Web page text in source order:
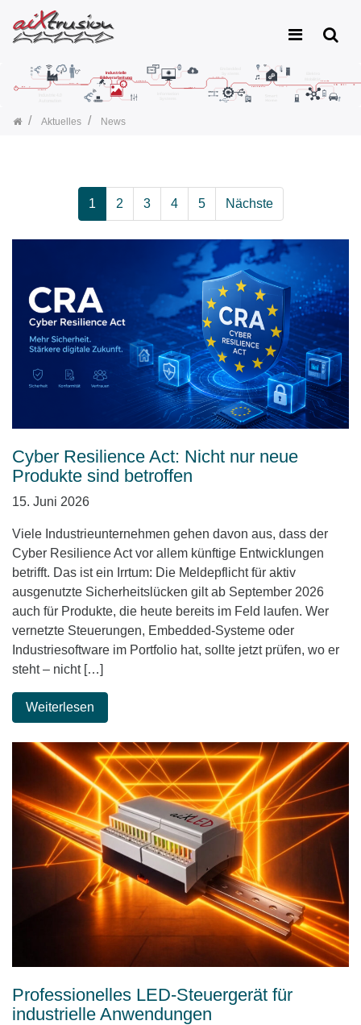
Aktuelles News
1 2 3 4 5 Nächste
Cyber Resilience Act: Nicht nur neue
Produkte sind betroffen
15. Juni 2026
Viele Industrieunternehmen gehen davon aus, dass der
Cyber Resilience Act vor allem künftige Entwicklungen
betrifft. Das ist ein Irrtum: Die Meldepflicht für aktiv
ausgenutzte Sicherheitslücken gilt ab September 2026
auch für Produkte, die heute bereits im Feld laufen. Wer
vernetzte Steuerungen, Embedded-Systeme oder
Industriesoftware im Portfolio hat, sollte jetzt prüfen, wo er
steht – nicht […]
Weiterlesen
Professionelles LED-Steuergerät für
industrielle Anwendungen